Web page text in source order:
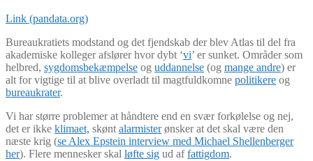
Link (pandata.org)
Bureaukratiets modstand og det fjendskab der blev Atlas til del fra
akademiske kolleger afslører hvor dybt ‘vi’ er sunket. Områder som
helbred, sygdomsbekæmpelse og uddannelse (og mange andre) er
alt for vigtige til at blive overladt til magtfuldkomne politikere og
bureaukrater.
Vi har større problemer at håndtere end en svær forkølelse og nej,
det er ikke klimaet, skønt alarmisterønsker at det skal være den
næste krig (se Alex Epstein interview med Michael Shellenberger
her). Flere mennesker skal løfte sig ud affattigdom.